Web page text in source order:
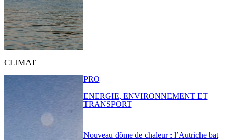
CLIMAT
Nouveau dôme de chaleur : l’Autriche bat
PRO
ENERGIE, ENVIRONNEMENT ET
TRANSPORT